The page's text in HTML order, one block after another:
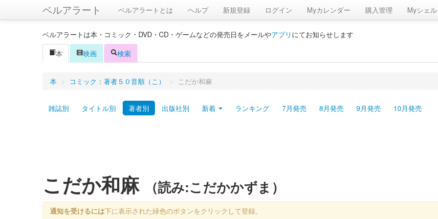
ベルアラート ベルアラートとは ヘルプ 新規登録 ログイン Myカレンダー 購入管理 Myシェル
ベルアラートは本・コミック・DVD・CD・ゲームなどの発売日をメールやアプリ にてお知らせします
本
映画 検索
本 > コミック：著者５０音順（こ） > こだか和麻
雑誌別 タイトル別 著者別 出版社別 新着 ランキング 7月発売 8月発売 9月発売 10月発売
こだか和麻 （読み:こだかかずま）
通知を受けるには下に表示された緑色のボタンをクリックして登録。